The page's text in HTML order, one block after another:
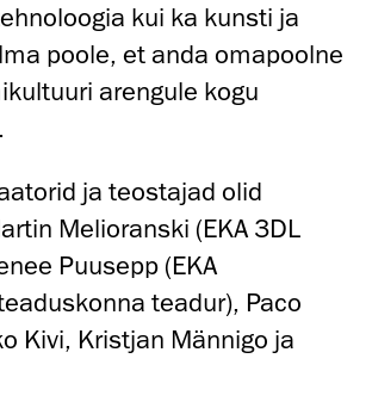
kui ka kunsti ja
poole, et anda omapoolne
arengule kogu
ja teostajad olid
Melioranski (EKA 3DL
Puusepp (EKA
teadur), Paco
Kivi, Kristjan Männigo ja